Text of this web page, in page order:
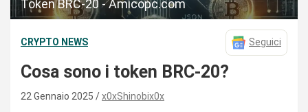
Token BRC-20 - Amicopc.com
CRYPTO NEWS Seguici
Cosa sono i token BRC-20?
22 Gennaio 2025 x0xShinobix0x